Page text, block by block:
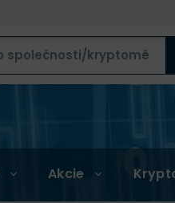
Akcie